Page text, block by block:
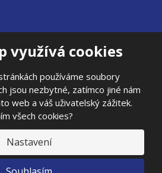
využívá cookies
používáme soubory
jsou nezbytné, zatímco jiné nám
web a váš uživatelský zážitek.
všech cookies?
Nastavení
Ochrana osobních údajů